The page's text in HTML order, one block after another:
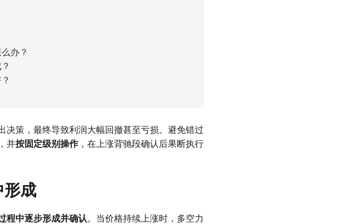
办？
决策，最终导致利润大幅回撤甚至亏损。避免错过
并按固定级别操作，在上涨背驰段确认后果断执行
形成
程中逐步形成并确认。当价格持续上涨时，多空力